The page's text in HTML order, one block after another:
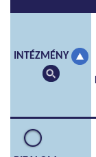
INTÉZMÉNY